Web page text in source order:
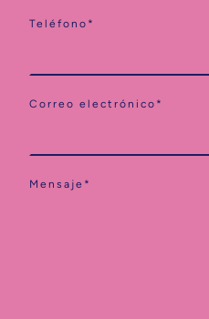
Teléfono *
Correo electrónico *
Mensaje *